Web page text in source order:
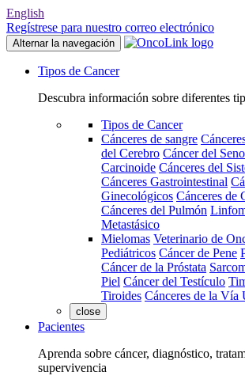
English
Regístrese para nuestro correo electrónico
Alternar la navegación
Tipos de Cancer
Descubra información sobre diferentes
Tipos de Cancer
Cánceres de sangre
del Cerebro Cáncer del Seno
Carcinoide Cánceres del
Cánceres Gastrointestinal
Ginecológicos Cánceres de
Cánceres del Pulmón
Metastásico
Mielomas Veterinario de
Pediátricos Cáncer de Pene
Cáncer de la Próstata
Piel Cáncer del Testículo
Tiroides Cánceres de la Vía
close
Pacientes
Aprenda sobre cáncer, diagnóstico,
supervivencia